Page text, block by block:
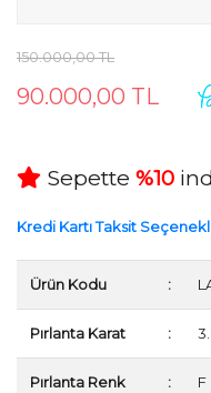
150.000,00 TL
90.000,00 TL
Sepette %10
Kredi Kartı Taksit
Ürün Kodu :
Pırlanta Karat :
Pırlanta Renk : F